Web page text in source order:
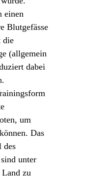
einen
Blutgefässe
die
(allgemein
dabei
um
Das
des
unter
Land zu